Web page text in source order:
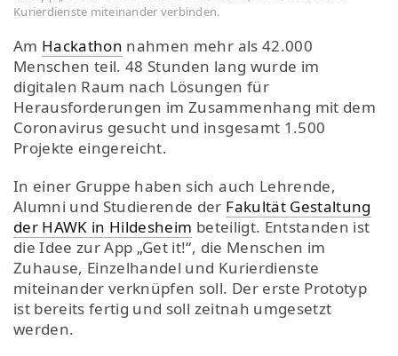
Kurierdienste miteinander verbinden.
Am Hackathon nahmen mehr als 42.000
Menschen teil. 48 Stunden lang wurde im
digitalen Raum nach Lösungen für
Herausforderungen im Zusammenhang mit dem
Coronavirus gesucht und insgesamt 1.500
Projekte eingereicht.
In einer Gruppe haben sich auch Lehrende,
Alumni und Studierende der Fakultät Gestaltung
der HAWK in Hildesheim beteiligt. Entstanden ist
die Idee zur App „Get it!“, die Menschen im
Zuhause, Einzelhandel und Kurierdienste
miteinander verknüpfen soll. Der erste Prototyp
ist bereits fertig und soll zeitnah umgesetzt
werden.